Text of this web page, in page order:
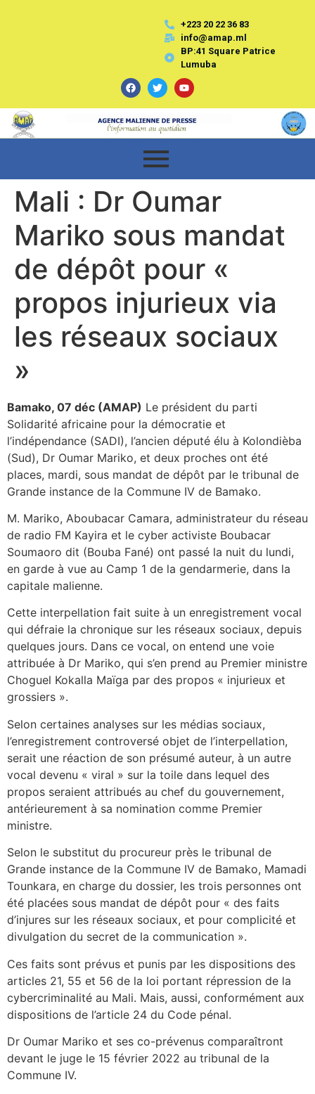
+223 20 22 36 83
info@amap.ml
BP:41 Square Patrice
Lumuba
Mali : Dr Oumar
Mariko sous mandat
de dépôt pour «
propos injurieux via
les réseaux sociaux
»
Bamako, 07 déc (AMAP) Le président du parti
Solidarité africaine pour la démocratie et
l’indépendance (SADI), l’ancien député élu à Kolondièba
(Sud), Dr Oumar Mariko, et deux proches ont été
places, mardi, sous mandat de dépôt par le tribunal de
Grande instance de la Commune IV de Bamako.
M. Mariko, Aboubacar Camara, administrateur du réseau
de radio FM Kayira et le cyber activiste Boubacar
Soumaoro dit (Bouba Fané) ont passé la nuit du lundi,
en garde à vue au Camp 1 de la gendarmerie, dans la
capitale malienne.
Cette interpellation fait suite à un enregistrement vocal
qui défraie la chronique sur les réseaux sociaux, depuis
quelques jours. Dans ce vocal, on entend une voie
attribuée à Dr Mariko, qui s’en prend au Premier ministre
Choguel Kokalla Maïga par des propos « injurieux et
grossiers ».
Selon certaines analyses sur les médias sociaux,
l’enregistrement controversé objet de l’interpellation,
serait une réaction de son présumé auteur, à un autre
vocal devenu « viral » sur la toile dans lequel des
propos seraient attribués au chef du gouvernement,
antérieurement à sa nomination comme Premier
ministre.
Selon le substitut du procureur près le tribunal de
Grande instance de la Commune IV de Bamako, Mamadi
Tounkara, en charge du dossier, les trois personnes ont
été placées sous mandat de dépôt pour « des faits
d’injures sur les réseaux sociaux, et pour complicité et
divulgation du secret de la communication ».
Ces faits sont prévus et punis par les dispositions des
articles 21, 55 et 56 de la loi portant répression de la
cybercriminalité au Mali. Mais, aussi, conformément aux
dispositions de l’article 24 du Code pénal.
Dr Oumar Mariko et ses co-prévenus comparaîtront
devant le juge le 15 février 2022 au tribunal de la
Commune IV.